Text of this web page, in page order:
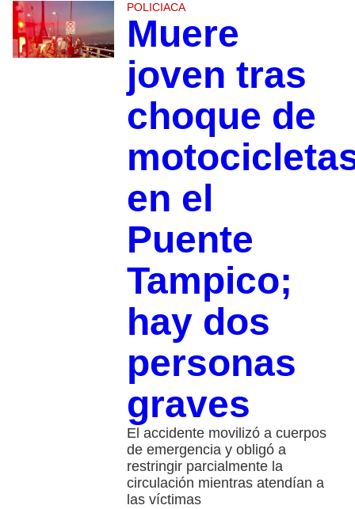
POLICIACA
Muere
joven tras
choque de
en el
Puente
Tampico;
hay dos
personas
graves
El accidente movilizó a cuerpos
de emergencia y obligó a
restringir parcialmente la
circulación mientras atendían a
las víctimas